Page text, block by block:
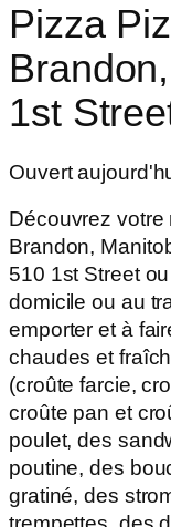
Pizza
1st
Ouvert
Découvrez votre
Brandon,
510 1st Street
domicile ou au
emporter et à
chaudes et
(croûte farcie,
croûte pan et
poulet, des
poutine, des
gratiné, des